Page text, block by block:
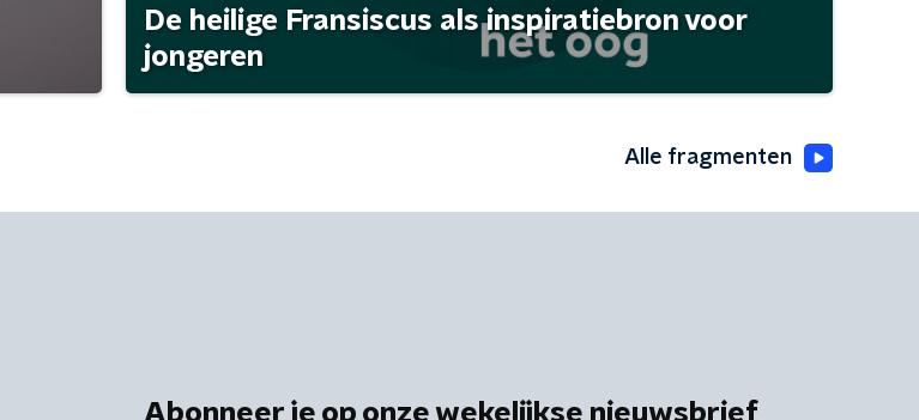
De heilige Fransiscus als inspiratiebron voor
jongeren
Alle fragmenten
Abonneer je op onze wekelijkse nieuwsbrief